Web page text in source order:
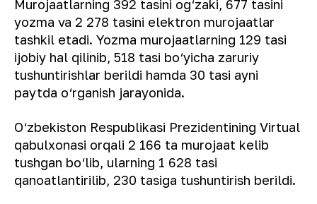
Murojaatlarning 392 tasini og‘zaki, 677 tasini
yozma va 2 278 tasini elektron murojaatlar
tashkil etadi. Yozma murojaatlarning 129 tasi
ijobiy hal qilinib, 518 tasi bo‘yicha zaruriy
tushuntirishlar berildi hamda 30 tasi ayni
paytda o‘rganish jarayonida.
O‘zbekiston Respublikasi Prezidentining Virtual
qabulxonasi orqali 2 166 ta murojaat kelib
tushgan bo‘lib, ularning 1 628 tasi
qanoatlantirilib, 230 tasiga tushuntirish berildi.